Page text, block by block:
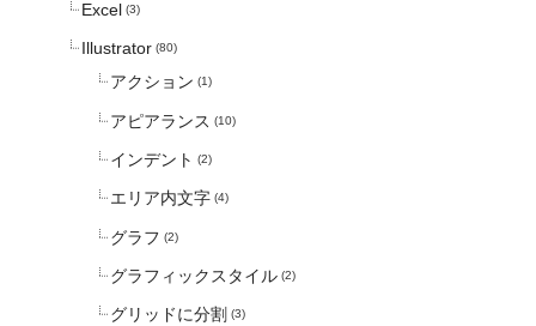
Excel (3)
Illustrator (80)
アクション (1)
アピアランス (10)
インデント (2)
エリア内文字 (4)
グラフ (2)
グラフィックスタイル (2)
グリッドに分割 (3)